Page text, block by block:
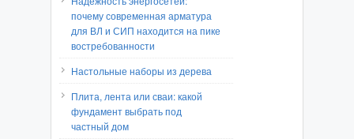
почему современная арматура
для ВЛ и СИП находится на пике
востребованности
Настольные наборы из дерева
Плита, лента или сваи: какой
фундамент выбрать под
частный дом